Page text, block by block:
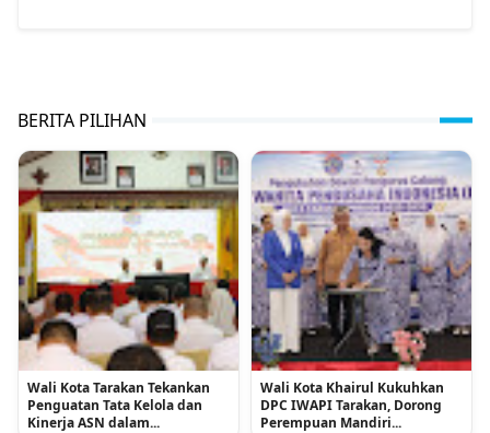
BERITA PILIHAN
Wali Kota Tarakan Tekankan
Penguatan Tata Kelola dan
Kinerja ASN dalam...
Wali Kota Khairul Kukuhkan
DPC IWAPI Tarakan, Dorong
Perempuan Mandiri...